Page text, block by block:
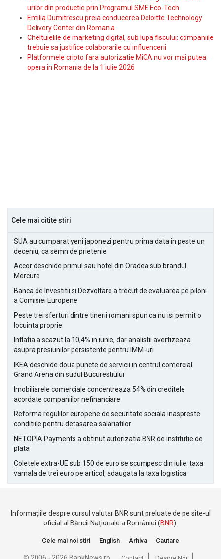
urilor din productie prin Programul SME Eco-Tech
Emilia Dumitrescu preia conducerea Deloitte Technology
Delivery Center din Romania
Cheltuielile de marketing digital, sub lupa fiscului: companiile
trebuie sa justifice colaborarile cu influencerii
Platformele cripto fara autorizatie MiCA nu vor mai putea
opera in Romania de la 1 iulie 2026
Cele mai citite stiri
SUA au cumparat yeni japonezi pentru prima data in peste un
deceniu, ca semn de prietenie
Accor deschide primul sau hotel din Oradea sub brandul
Mercure
Banca de Investitii si Dezvoltare a trecut de evaluarea pe piloni
a Comisiei Europene
Peste trei sferturi dintre tinerii romani spun ca nu isi permit o
locuinta proprie
Inflatia a scazut la 10,4% in iunie, dar analistii avertizeaza
asupra presiunilor persistente pentru IMM-uri
IKEA deschide doua puncte de servicii in centrul comercial
Grand Arena din sudul Bucurestiului
Imobiliarele comerciale concentreaza 54% din creditele
acordate companiilor nefinanciare
Reforma regulilor europene de securitate sociala inaspreste
conditiile pentru detasarea salariatilor
NETOPIA Payments a obtinut autorizatia BNR de institutie de
plata
Coletele extra-UE sub 150 de euro se scumpesc din iulie: taxa
vamala de trei euro pe articol, adaugata la taxa logistica
Informațiile despre cursul valutar BNR sunt preluate de pe site-ul
oficial al Băncii Naționale a României (BNR).
Cele mai noi stiri English Arhiva Cautare